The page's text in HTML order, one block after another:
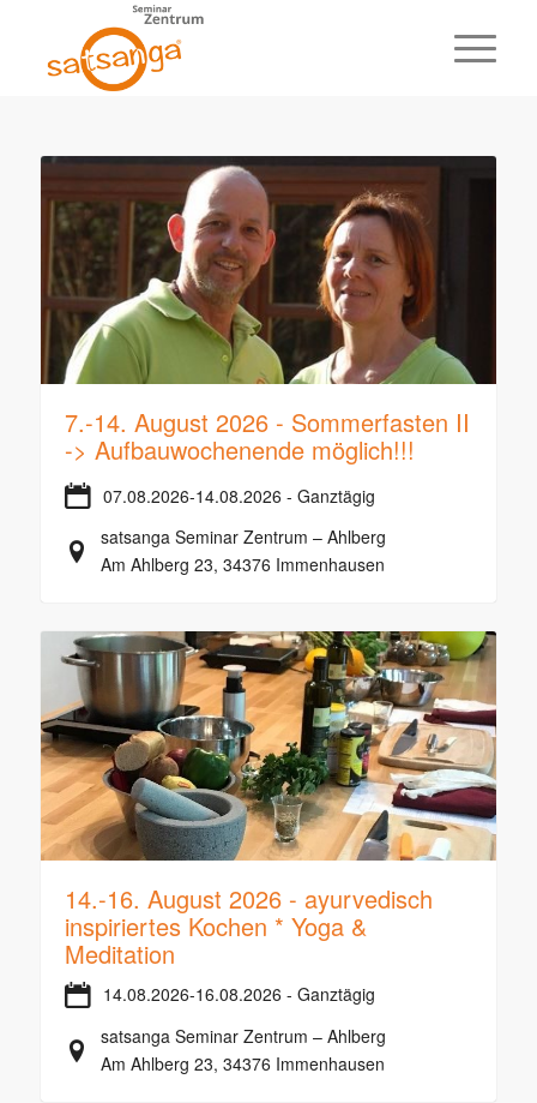
7.-14. August 2026 - Sommerfasten II
-> Aufbauwochenende möglich!!!
07.08.2026-14.08.2026 - Ganztägig
satsanga Seminar Zentrum – Ahlberg
Am Ahlberg 23, 34376 Immenhausen
14.-16. August 2026 - ayurvedisch
inspiriertes Kochen * Yoga &
Meditation
14.08.2026-16.08.2026 - Ganztägig
satsanga Seminar Zentrum – Ahlberg
Am Ahlberg 23, 34376 Immenhausen